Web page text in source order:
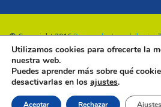
© Copyright 2016Renovalia Inmobiliaria.
reservados.
Utilizamos cookies para ofrecerte la
nuestra web.
Puedes aprender más sobre qué
desactivarlas en los ajustes.
Aceptar Rechazar Ajustes